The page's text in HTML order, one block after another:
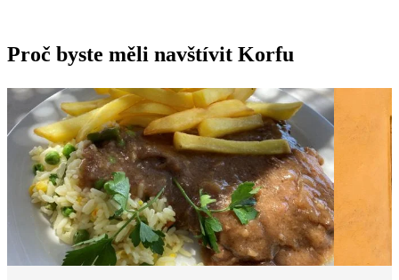
Proč byste měli navštívit Korfu